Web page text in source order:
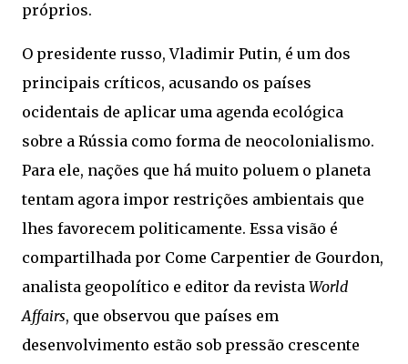
próprios.
O presidente russo, Vladimir Putin, é um dos
principais críticos, acusando os países
ocidentais de aplicar uma agenda ecológica
sobre a Rússia como forma de neocolonialismo.
Para ele, nações que há muito poluem o planeta
tentam agora impor restrições ambientais que
lhes favorecem politicamente. Essa visão é
compartilhada por Come Carpentier de Gourdon,
analista geopolítico e editor da revista World
Affairs, que observou que países em
desenvolvimento estão sob pressão crescente